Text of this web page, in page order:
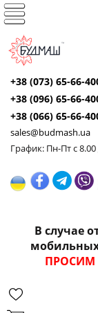
+38 (073) 65-66-
+38 (096) 65-66-
+38 (066) 65-66-
sales@budmash.ua
График: Пн-Пт с 8.00
В случае
ПРОСИМ